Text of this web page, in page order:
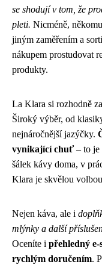
se shodují v tom, že
pleti. Nicméně,
jiným zaměřením a
nákupem prostudovat
produkty.
La Klara si rozhodně
Široký výběr, od
nejnáročnější jazýčky.
vynikající chuť– to je
šálek kávy doma, v
Klara je skvělou
Nejen káva, ale i
mlýnky a další
Oceníte i přehledný
rychlým doručením.